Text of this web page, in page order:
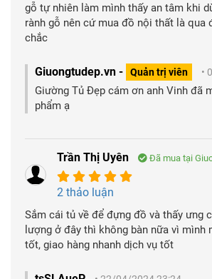
gỗ tự nhiên làm mình thấy an tâm khi
rành gỗ nên cứ mua đồ nội thất là qua
chắc
Giuongtudep.vn - Quản trị viên •
Giường Tủ Đẹp cám ơn anh Vinh đã
phẩm ạ
Trần Thị Uyên Đã mua tại
2 thảo luận
Sắm cái tủ về để đựng đồ và thấy ưng
lượng ở đây thì không bàn nữa vì mình
tốt, giao hàng nhanh dịch vụ tốt